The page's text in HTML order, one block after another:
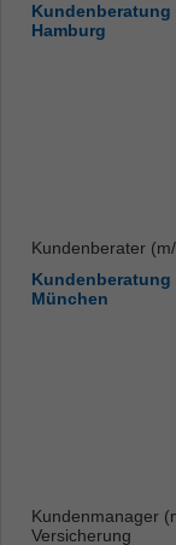
Kundenberatung
Hamburg
Kundenberater
Kundenberatung
München
Kundenmanager
Versicherung